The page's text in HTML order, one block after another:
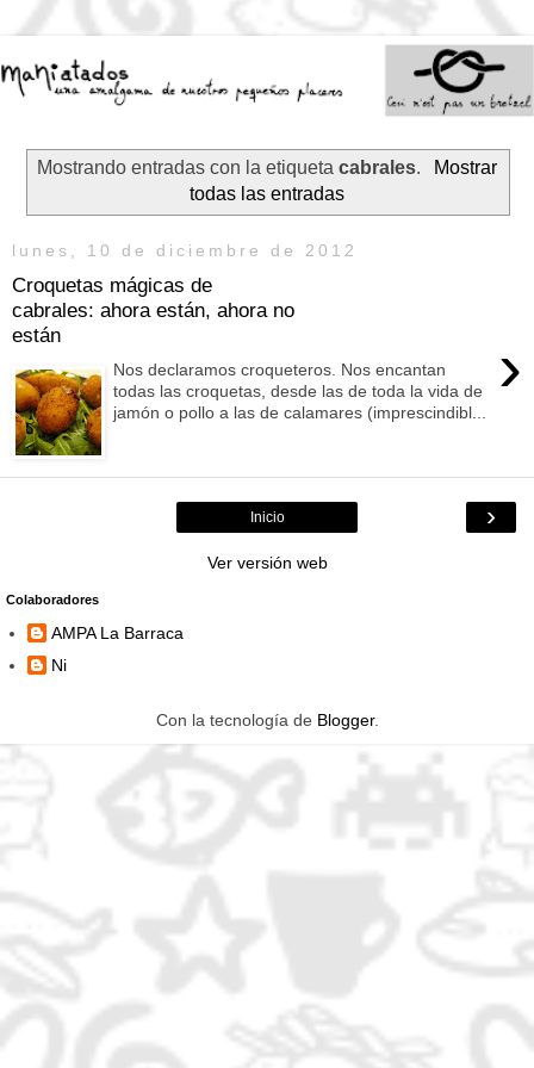
Mostrando entradas con la etiquetacabrales.
Mostrar
todas las entradas
lunes, 10 de diciembre de 2012
Croquetas mágicas de
cabrales: ahora están, ahora no
están
›
Nos declaramos croqueteros. Nos encantan
todas las croquetas, desde las de toda la vida de
jamón o pollo a las de calamares (imprescindibl...
›
Inicio
Ver versión web
Colaboradores
AMPA La Barraca
Ni
Con la tecnología de Blogger.